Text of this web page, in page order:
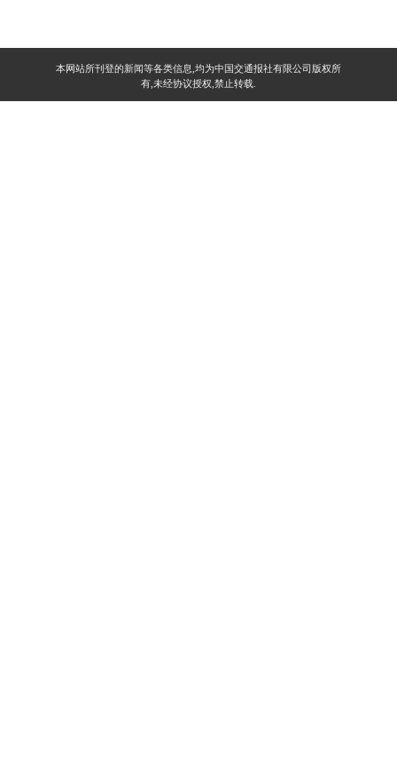
本网站所刊登的新闻等各类信息,均为中国交通报社有限公司版权所
有,未经协议授权,禁止转载.